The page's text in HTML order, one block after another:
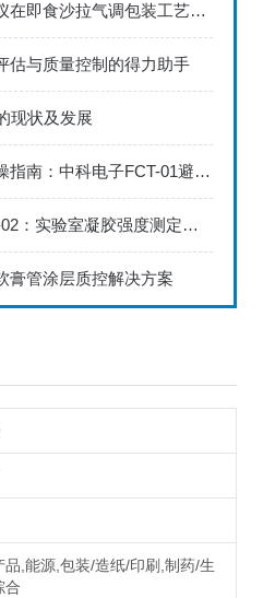
便携式顶空气体分析仪在即食沙拉气调包装工艺验证中的应用案例
估与质量控制的得力助手
现状及发展
摩擦系数仪选购与实操指南：中科电子FCT-01避坑与应用技巧
凝胶强度测试仪TMP-02：实验室凝胶强度测定的标准化配置
膏管涂层质控解决方案
品,能源,包装/造纸/印刷,制药/生
合